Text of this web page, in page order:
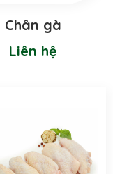
Chân gà
Liên hệ